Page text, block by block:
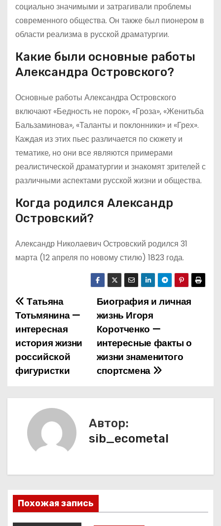
социально значимыми и затрагивали проблемы
современного общества. Он также был пионером в
области реализма в русской драматургии.
Какие были основные работы
Александра Островского?
Основные работы Александра Островского
включают «Бедность не порок», «Гроза», «Женитьба
Бальзаминова», «Таланты и поклонники» и «Грех».
Каждая из этих пьес различается по сюжету и
тематике, но они все являются примерами
реалистической драматургии и знакомят зрителей с
различными аспектами русской жизни и общества.
Когда родился Александр
Островский?
Александр Николаевич Островский родился 31
марта (12 апреля по новому стилю) 1823 года.
Н
а
в
и
я
п
о
Биография и личная
жизнь Игоря
Коротченко —
интересные факты о
жизни знаменитого
спортсмена
Татьяна
Тотьмянина —
интересная
история жизни
российской
фигуристки
Автор:
sib_ecometal
Похожая запись